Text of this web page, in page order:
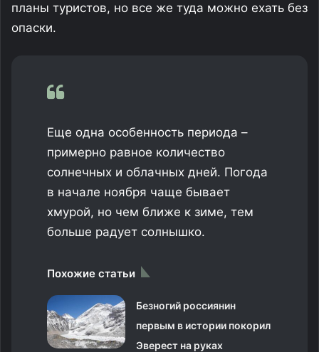
планы туристов, но все же туда можно ехать без
опаски.
Еще одна особенность периода –
примерно равное количество
солнечных и облачных дней. Погода
в начале ноября чаще бывает
хмурой, но чем ближе к зиме, тем
больше радует солнышко.
Похожие статьи
Безногий россиянин
первым в истории покорил
Эверест на руках